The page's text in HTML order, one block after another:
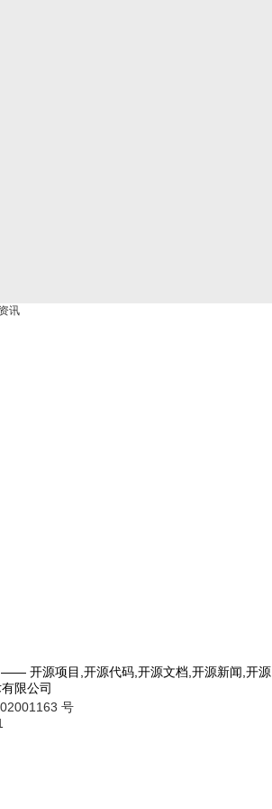
资讯
开源项目,开源代码,开源文档,开源新闻,开源
限公司
号